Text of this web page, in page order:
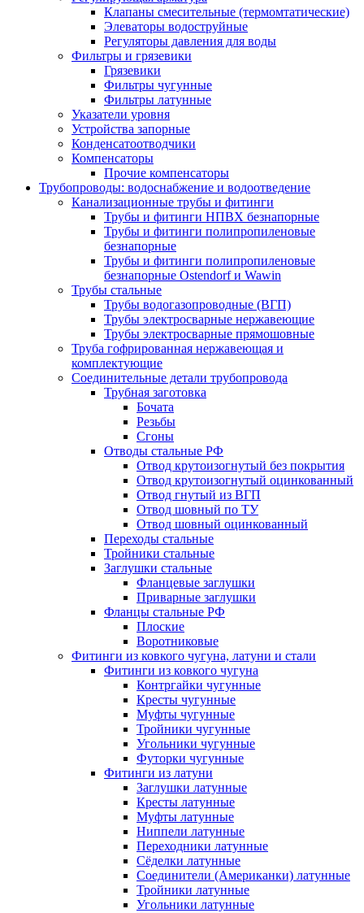
Клапаны смесительные (термомтатические)
Элеваторы водоструйные
Регуляторы давления для воды
Фильтры и грязевики
Грязевики
Фильтры чугунные
Фильтры латунные
Указатели уровня
Устройства запорные
Конденсатоотводчики
Компенсаторы
Прочие компенсаторы
Трубопроводы: водоснабжение и водоотведение
Канализационные трубы и фитинги
Трубы и фитинги НПВХ безнапорные
Трубы и фитинги полипропиленовые
безнапорные
Трубы и фитинги полипропиленовые
безнапорные Ostendorf и Wawin
Трубы стальные
Трубы водогазопроводные (ВГП)
Трубы электросварные нержавеющие
Трубы электросварные прямошовные
Труба гофрированная нержавеющая и
комплектующие
Соединительные детали трубопровода
Трубная заготовка
Бочата
Резьбы
Сгоны
Отводы стальные РФ
Отвод крутоизогнутый без покрытия
Отвод крутоизогнутый оцинкованный
Отвод гнутый из ВГП
Отвод шовный по ТУ
Отвод шовный оцинкованный
Переходы стальные
Тройники стальные
Заглушки стальные
Фланцевые заглушки
Приварные заглушки
Фланцы стальные РФ
Плоские
Воротниковые
Фитинги из ковкого чугуна, латуни и стали
Фитинги из ковкого чугуна
Контргайки чугунные
Кресты чугунные
Муфты чугунные
Тройники чугунные
Угольники чугунные
Футорки чугунные
Фитинги из латуни
Заглушки латунные
Кресты латунные
Муфты латунные
Ниппели латунные
Переходники латунные
Сёделки латунные
Соединители (Американки) латунные
Тройники латунные
Угольники латунные